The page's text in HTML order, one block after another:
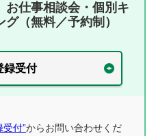
仕事相談会・個別キ
（無料／予約制）
録受付
受付”からお問い合わせくだ